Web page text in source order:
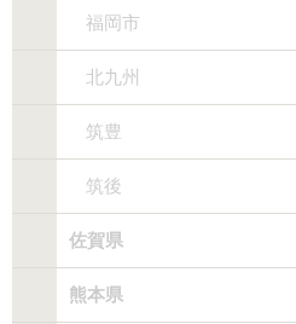
福岡市
北九州
筑豊
筑後
佐賀県
熊本県